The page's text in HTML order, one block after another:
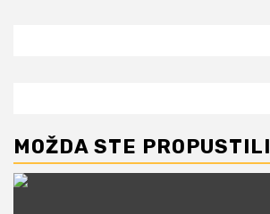
MOŽDA STE PROPUSTILI